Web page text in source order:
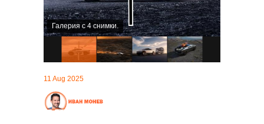
Галерия с 4 снимки.
11 Aug 2025